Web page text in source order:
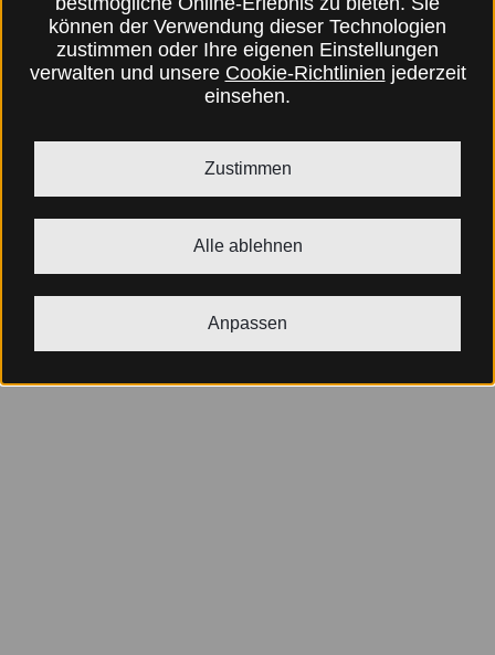
können der Verwendung dieser Technologien
zustimmen oder Ihre eigenen Einstellungen
verwalten und unsere Cookie-Richtlinien jederzeit
einsehen.
Zustimmen
Alle ablehnen
Anpassen